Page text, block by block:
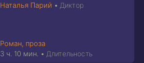
Наталья Парий • Диктор
Роман, проза
3 ч. 10 мин. • Длительность